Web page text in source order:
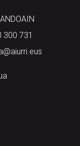
300 731